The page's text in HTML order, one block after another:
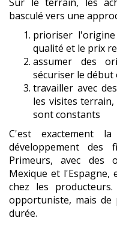
basculé vers une
prioriser
qualité et le prix
assumer des
sécuriser le début
travailler avec
les visites
sont constants
C'est exactement
développement des
Primeurs, avec des
Mexique et
chez les
opportuniste, mais de
durée.